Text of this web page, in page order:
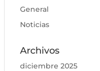
General
Noticias
Archivos
diciembre 2025